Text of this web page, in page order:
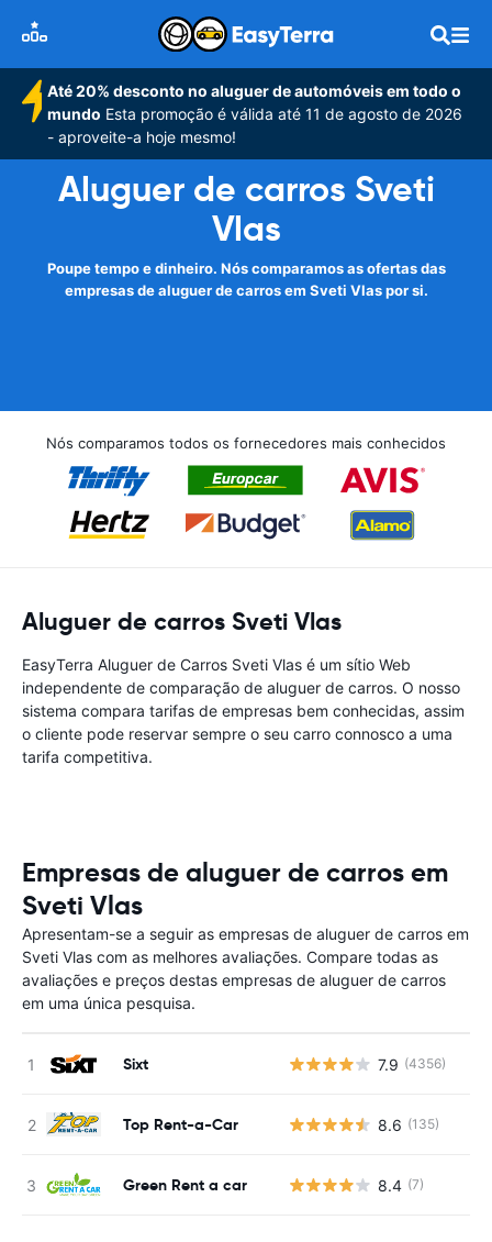
Até 20% desconto no aluguer de automóveis em todo o
mundo Esta promoção é válida até 11 de agosto de 2026
- aproveite-a hoje mesmo!
Aluguer de carros Sveti
Vlas
Poupe tempo e dinheiro. Nós comparamos as ofertas das
empresas de aluguer de carros em Sveti Vlas por si.
Nós comparamos todos os fornecedores mais conhecidos
Aluguer de carros Sveti Vlas
EasyTerra Aluguer de Carros Sveti Vlas é um sítio Web
independente de comparação de aluguer de carros. O nosso
sistema compara tarifas de empresas bem conhecidas, assim
o cliente pode reservar sempre o seu carro connosco a uma
tarifa competitiva.
Empresas de aluguer de carros em
Sveti Vlas
Apresentam-se a seguir as empresas de aluguer de carros em
Sveti Vlas com as melhores avaliações. Compare todas as
avaliações e preços destas empresas de aluguer de carros
em uma única pesquisa.
Sixt 7.9 (4356)
Top Rent-a-Car 8.6 (135)
Green Rent a car 8.4 (7)